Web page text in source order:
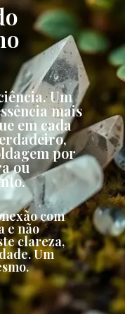
Um
mais
em cada
por
ou
com
e não
clareza,
Um